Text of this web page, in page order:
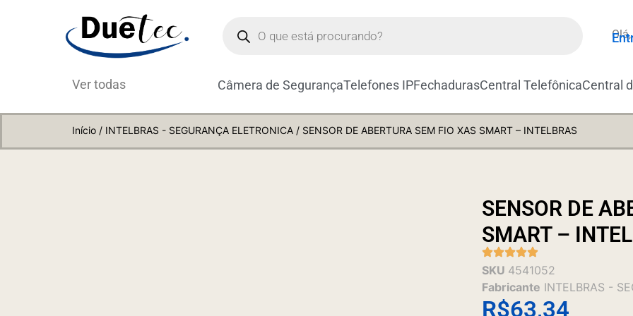
Ver todas Câmera de SegurançaTelefones IPFechadurasCentral TelefônicaCentral
Início / INTELBRAS - SEGURANÇA ELETRONICA / SENSOR DE ABERTURA SEM FIO XAS SMART – INTELBRAS
SENSOR DE
SMART –
SKU 4541052
Fabricante INTELBRAS -
R$63,34